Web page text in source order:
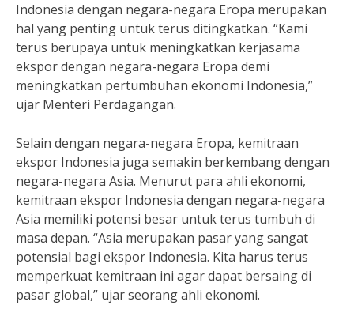
Indonesia dengan negara-negara Eropa merupakan
hal yang penting untuk terus ditingkatkan. “Kami
terus berupaya untuk meningkatkan kerjasama
ekspor dengan negara-negara Eropa demi
meningkatkan pertumbuhan ekonomi Indonesia,”
ujar Menteri Perdagangan.
Selain dengan negara-negara Eropa, kemitraan
ekspor Indonesia juga semakin berkembang dengan
negara-negara Asia. Menurut para ahli ekonomi,
kemitraan ekspor Indonesia dengan negara-negara
Asia memiliki potensi besar untuk terus tumbuh di
masa depan. “Asia merupakan pasar yang sangat
potensial bagi ekspor Indonesia. Kita harus terus
memperkuat kemitraan ini agar dapat bersaing di
pasar global,” ujar seorang ahli ekonomi.